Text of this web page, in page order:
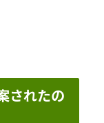
されたの